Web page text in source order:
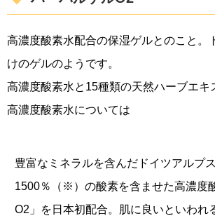
高濃度酸素水配合の保湿ゲルとのこと。
けのゲルのようです。
高濃度酸素水と15種類の天然ハーブエキ
高濃度酸素水については
豊富なミネラルを含んだドイツアルプ
1500％（※）の酸素を含ませた高濃度
O2」を日本初配合。肌に良いといわれ